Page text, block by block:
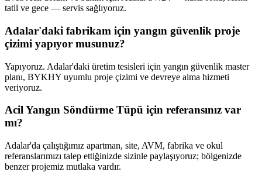
tatil ve gece — servis sağlıyoruz.
Adalar'daki fabrikam için yangın güvenlik proje
çizimi yapıyor musunuz?
Yapıyoruz. Adalar'daki üretim tesisleri için yangın güvenlik master
planı, BYKHY uyumlu proje çizimi ve devreye alma hizmeti
veriyoruz.
Acil Yangın Söndürme Tüpü için referansınız var
mı?
Adalar'da çalıştığımız apartman, site, AVM, fabrika ve okul
referanslarımızı talep ettiğinizde sizinle paylaşıyoruz; bölgenizde
benzer projemiz mutlaka vardır.